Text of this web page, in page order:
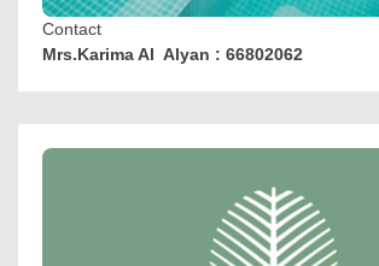
Contact
Mrs.Karima Al Alyan : 66802062